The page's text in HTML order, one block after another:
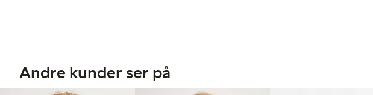
Andre kunder ser på